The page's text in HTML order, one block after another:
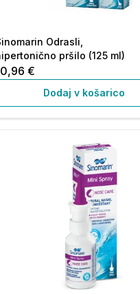
Odrasli,
pršilo (125 ml)
€
Dodaj v košarico